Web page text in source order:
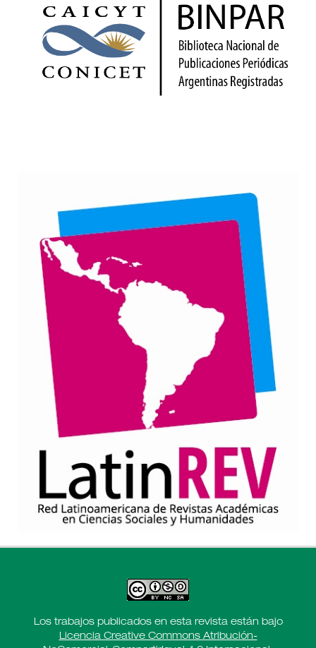
Los trabajos publicados en esta revista están bajo
Licencia Creative Commons Atribución-